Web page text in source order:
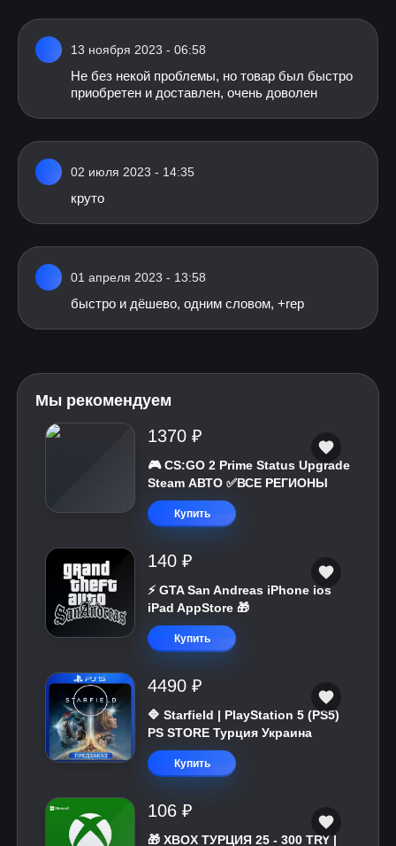
13 ноября 2023 - 06:58
Не без некой проблемы, но товар был быстро
приобретен и доставлен, очень доволен
02 июля 2023 - 14:35
круто
01 апреля 2023 - 13:58
быстро и дёшево, одним словом, +rep
Мы рекомендуем
1370 ₽
🎮 CS:GO 2 Prime Status Upgrade
Steam АВТО ✅ВСЕ РЕГИОНЫ
Купить
140 ₽
⚡️ GTA San Andreas iPhone ios
iPad AppStore 🎁
Купить
4490 ₽
🔷 Starfield | PlayStation 5 (PS5)
PS STORE Турция Украина
Купить
106 ₽
🎁 XBOX ТУРЦИЯ 25 - 300 TRY |